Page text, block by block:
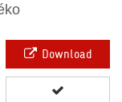
Download